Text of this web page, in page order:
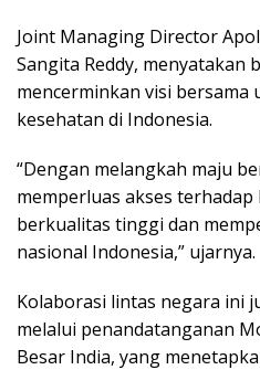
Joint Managing Director
Sangita Reddy, menyatakan
mencerminkan visi bersama
kesehatan di Indonesia.
“Dengan melangkah maju
memperluas akses
berkualitas tinggi dan
nasional Indonesia,” ujarnya.
Kolaborasi lintas negara ini
melalui penandatanganan
Besar India, yang